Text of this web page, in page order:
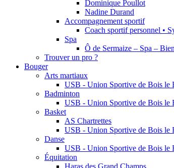
Dominique Poullot
Nadine Durand
Accompagnement sportif
Coach sportif personnel •
Spa
Ô de Sermaize – Spa –
Trouver un pro ?
Bouger
Arts martiaux
USB - Union Sportive de Bois le
Badminton
USB - Union Sportive de Bois le
Basket
AS Chartrettes
USB - Union Sportive de Bois le
Danse
USB - Union Sportive de Bois le
Équitation